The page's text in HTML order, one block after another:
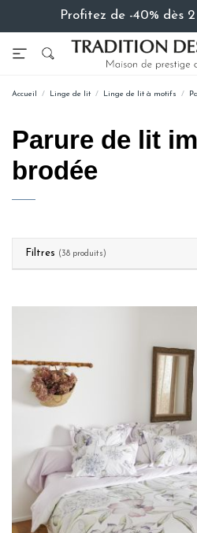
Profitez de -40% dès
Accueil Linge de lit Linge de lit à motifs
Parure de lit
brodée
Filtres (38 produits)